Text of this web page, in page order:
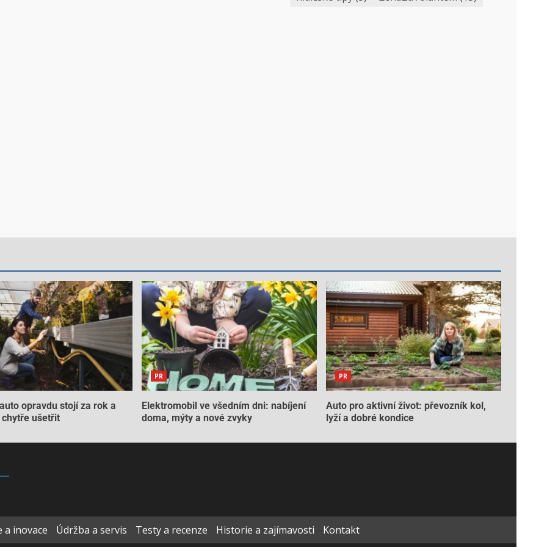
opravdu stojí za rok a
chytře ušetřit
PR
Elektromobil ve všedním dni: nabíjení
doma, mýty a nové zvyky
PR
Auto pro aktivní život: převozník kol,
lyží a dobré kondice
a inovace Údržba a servis Testy a recenze Historie a zajímavosti Kontakt